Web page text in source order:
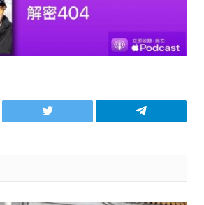
Twitter Telegram